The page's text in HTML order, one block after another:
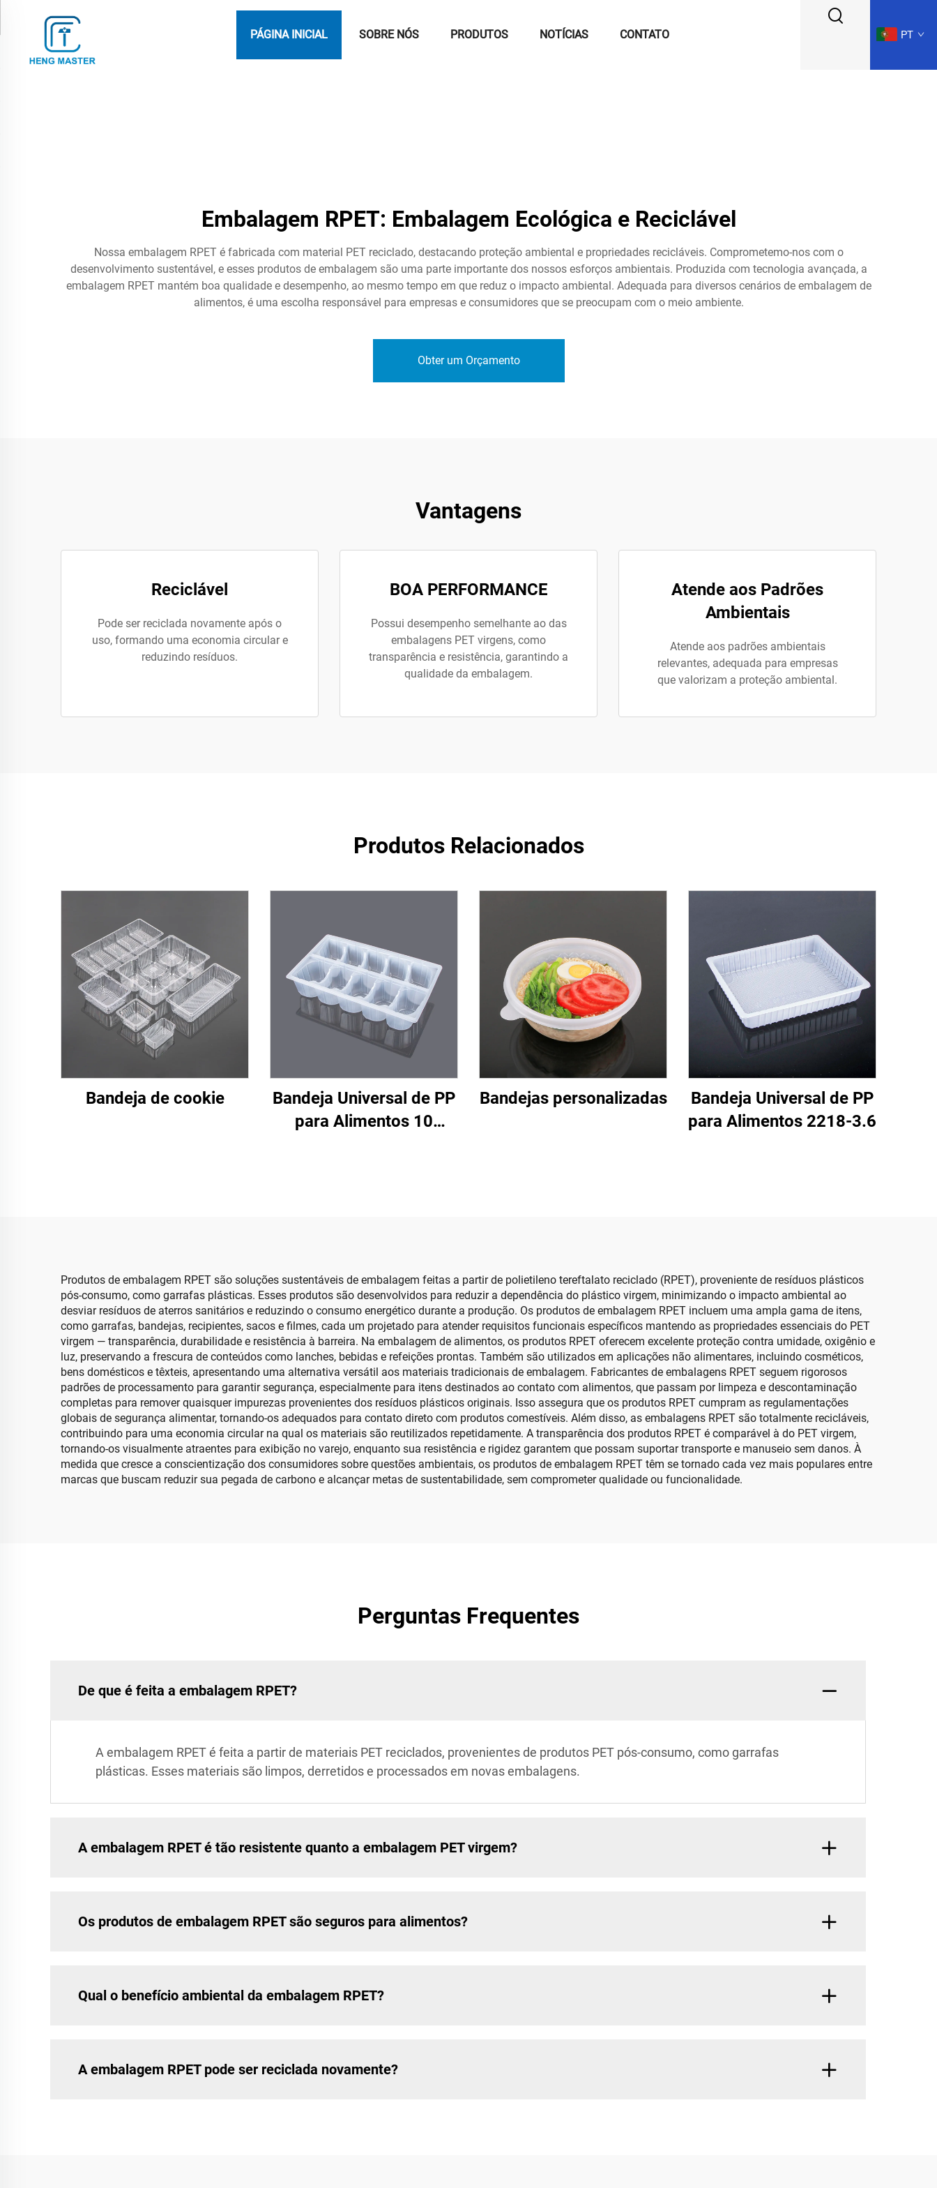
PÁGINA INICIAL SOBRE NÓS PRODUTOS NOTÍCIAS CONTATO PT
Embalagem RPET: Embalagem Ecológica e Reciclável
Nossa embalagem RPET é fabricada com material PET reciclado, destacando proteção ambiental e propriedades recicláveis. Comprometemo-nos com o
desenvolvimento sustentável, e esses produtos de embalagem são uma parte importante dos nossos esforços ambientais. Produzida com tecnologia avançada, a
embalagem RPET mantém boa qualidade e desempenho, ao mesmo tempo em que reduz o impacto ambiental. Adequada para diversos cenários de embalagem de
alimentos, é uma escolha responsável para empresas e consumidores que se preocupam com o meio ambiente.
Obter um Orçamento
Vantagens
Reciclável
Pode ser reciclada novamente após o
uso, formando uma economia circular e
reduzindo resíduos.
BOA PERFORMANCE
Possui desempenho semelhante ao das
embalagens PET virgens, como
transparência e resistência, garantindo a
qualidade da embalagem.
Atende aos Padrões
Ambientais
Atende aos padrões ambientais
relevantes, adequada para empresas
que valorizam a proteção ambiental.
Produtos Relacionados
Bandeja de cookie
Bandeja Universal de PP
para Alimentos 10
Bandejas personalizadas
Bandeja Universal de PP
para Alimentos 2218-3.6
Produtos de embalagem RPET são soluções sustentáveis de embalagem feitas a partir de polietileno tereftalato reciclado (RPET), proveniente de resíduos plásticos
pós-consumo, como garrafas plásticas. Esses produtos são desenvolvidos para reduzir a dependência do plástico virgem, minimizando o impacto ambiental ao
desviar resíduos de aterros sanitários e reduzindo o consumo energético durante a produção. Os produtos de embalagem RPET incluem uma ampla gama de itens,
como garrafas, bandejas, recipientes, sacos e filmes, cada um projetado para atender requisitos funcionais específicos mantendo as propriedades essenciais do PET
virgem — transparência, durabilidade e resistência à barreira. Na embalagem de alimentos, os produtos RPET oferecem excelente proteção contra umidade, oxigênio e
luz, preservando a frescura de conteúdos como lanches, bebidas e refeições prontas. Também são utilizados em aplicações não alimentares, incluindo cosméticos,
bens domésticos e têxteis, apresentando uma alternativa versátil aos materiais tradicionais de embalagem. Fabricantes de embalagens RPET seguem rigorosos
padrões de processamento para garantir segurança, especialmente para itens destinados ao contato com alimentos, que passam por limpeza e descontaminação
completas para remover quaisquer impurezas provenientes dos resíduos plásticos originais. Isso assegura que os produtos RPET cumpram as regulamentações
globais de segurança alimentar, tornando-os adequados para contato direto com produtos comestíveis. Além disso, as embalagens RPET são totalmente recicláveis,
contribuindo para uma economia circular na qual os materiais são reutilizados repetidamente. A transparência dos produtos RPET é comparável à do PET virgem,
tornando-os visualmente atraentes para exibição no varejo, enquanto sua resistência e rigidez garantem que possam suportar transporte e manuseio sem danos. À
medida que cresce a conscientização dos consumidores sobre questões ambientais, os produtos de embalagem RPET têm se tornado cada vez mais populares entre
marcas que buscam reduzir sua pegada de carbono e alcançar metas de sustentabilidade, sem comprometer qualidade ou funcionalidade.
Perguntas Frequentes
De que é feita a embalagem RPET?
A embalagem RPET é feita a partir de materiais PET reciclados, provenientes de produtos PET pós-consumo, como garrafas
plásticas. Esses materiais são limpos, derretidos e processados em novas embalagens.
A embalagem RPET é tão resistente quanto a embalagem PET virgem?
Os produtos de embalagem RPET são seguros para alimentos?
Qual o benefício ambiental da embalagem RPET?
A embalagem RPET pode ser reciclada novamente?